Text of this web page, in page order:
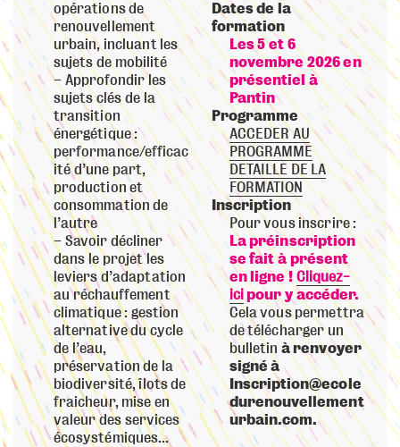
opérations de
renouvellement
urbain, incluant les
sujets de mobilité
Approfondir les
sujets clés de la
transition
énergétique :
performance/efficac
ité d’une part,
production et
consommation de
l’autre
Savoir décliner
dans le projet les
leviers d’adaptation
au réchauffement
climatique : gestion
alternative du cycle
de l’eau,
préservation de la
biodiversité, îlots de
fraicheur, mise en
valeur des services
écosystémiques…
Dates de la
formation
Les 5 et 6
novembre 2026 en
présentiel à
Pantin
Programme
ACCEDER AU
PROGRAMME
DETAILLE DE LA
FORMATION
Inscription
Pour vous inscrire :
La préinscription
se fait à présent
en ligne !Cliquez-
icipour y accéder.
Cela vous permettra
de télécharger un
bulletin à renvoyer
signé à
Inscription@ecole
durenouvellement
urbain.com.